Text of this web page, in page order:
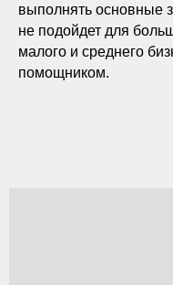
выполнять основные
не подойдет для
малого и среднего
помощником.